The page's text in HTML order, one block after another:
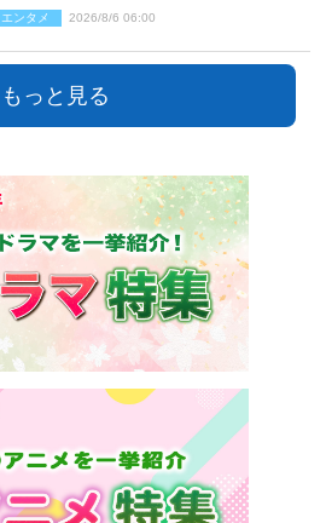
エンタメ 2026/8/6 06:00
もっと見る